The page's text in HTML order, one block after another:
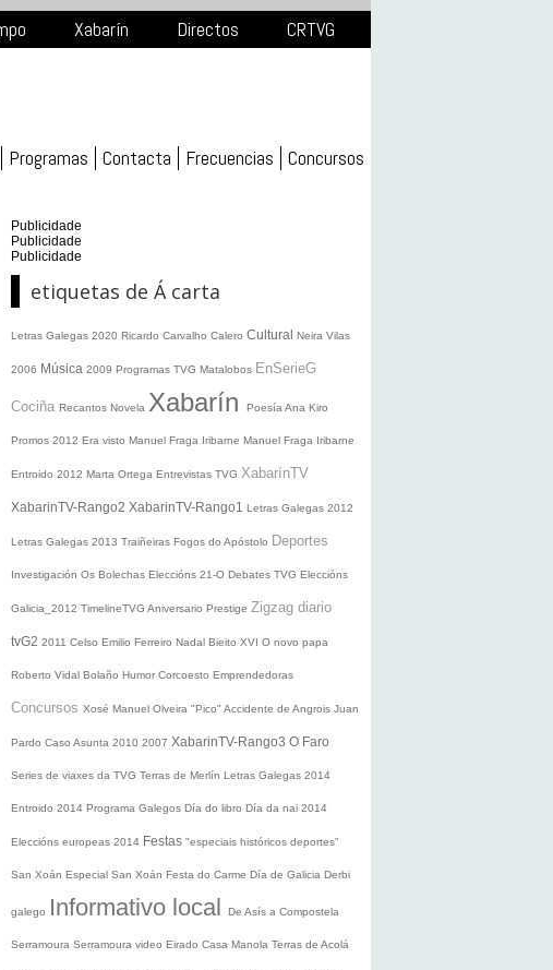
Xabarín Directos CRTVG
Programas Contacta Frecuencias Concursos
Publicidade
Publicidade
Publicidade
etiquetas de Á carta
Letras Galegas 2020 Ricardo Carvalho Calero Cultural Neira Vilas
2006 Música 2009 Programas TVG Matalobos EnSerieG
Cociña Recantos Novela Xabarín Poesía Ana Kiro
Promos 2012 Era visto Manuel Fraga Iribarne Manuel Fraga Iribarne
Entroido 2012 Marta Ortega Entrevistas TVG XabarínTV
XabarinTV-Rango2 XabarinTV-Rango1 Letras Galegas 2012
Letras Galegas 2013 Traiñeiras Fogos do Apóstolo Deportes
Investigación Os Bolechas Eleccións 21-O Debates TVG Eleccións
Galicia_2012 TimelineTVG Aniversario Prestige Zigzag diario
tvG2 2011 Celso Emilio Ferreiro Nadal Bieito XVI O novo papa
Roberto Vidal Bolaño Humor Corcoesto Emprendedoras
Concursos Xosé Manuel Olveira "Pico" Accidente de Angrois Juan
Pardo Caso Asunta 2010 2007 XabarinTV-Rango3 O Faro
Series de viaxes da TVG Terras de Merlín Letras Galegas 2014
Entroido 2014 Programa Galegos Día do libro Día da nai 2014
Eleccións europeas 2014 Festas "especiais históricos deportes"
San Xoán Especial San Xoán Festa do Carme Día de Galicia Derbi
galego Informativo local De Asís a Compostela
Serramoura Serramoura video Eirado Casa Manola Terras de Acolá